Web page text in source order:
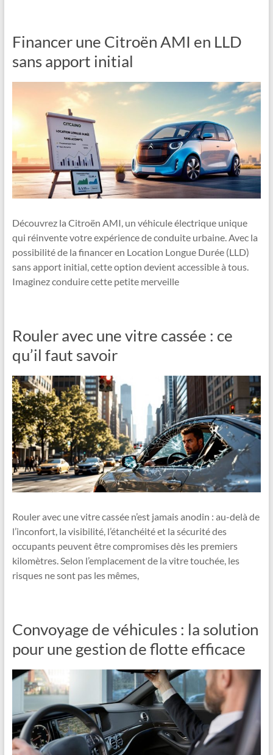
Financer une Citroën AMI en LLD
sans apport initial
Découvrez la Citroën AMI, un véhicule électrique unique
qui réinvente votre expérience de conduite urbaine. Avec la
possibilité de la financer en Location Longue Durée (LLD)
sans apport initial, cette option devient accessible à tous.
Imaginez conduire cette petite merveille
Rouler avec une vitre cassée : ce
qu’il faut savoir
Rouler avec une vitre cassée n’est jamais anodin : au-delà de
l’inconfort, la visibilité, l’étanchéité et la sécurité des
occupants peuvent être compromises dès les premiers
kilomètres. Selon l’emplacement de la vitre touchée, les
risques ne sont pas les mêmes,
Convoyage de véhicules : la solution
pour une gestion de flotte efficace